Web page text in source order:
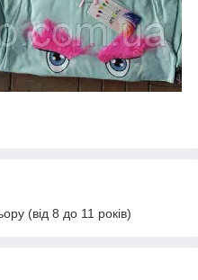
(від 8 до 11 років)